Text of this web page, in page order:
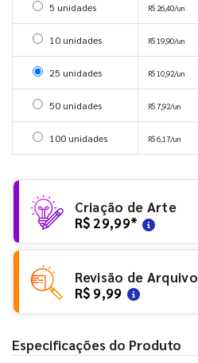
Selecionar 5 unidades
5 unidades R$ 26,40/un
Selecionar 10 unidades
10 unidades R$ 19,90/un
Selecionar 25 unidades
25 unidades R$ 10,92/un
Selecionar 50 unidades
50 unidades R$ 7,92/un
Selecionar 100 unidades
100 unidades R$ 6,17/un
Criação de Arte
R$ 29,99*
Revisão de Arquivo
R$ 9,99
Especificações do Produto